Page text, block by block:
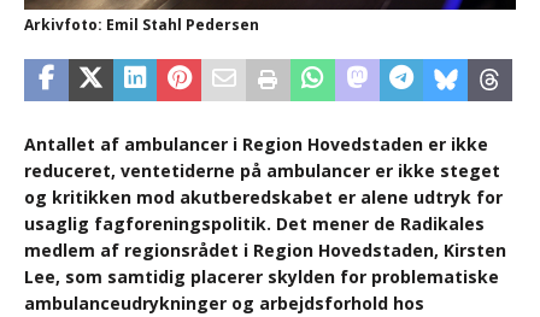
Arkivfoto: Emil Stahl Pedersen
Antallet af ambulancer i Region Hovedstaden er ikke
reduceret, ventetiderne på ambulancer er ikke steget
og kritikken mod akutberedskabet er alene udtryk for
usaglig fagforeningspolitik. Det mener de Radikales
medlem af regionsrådet i Region Hovedstaden, Kirsten
Lee, som samtidig placerer skylden for problematiske
ambulanceudrykninger og arbejdsforhold hos